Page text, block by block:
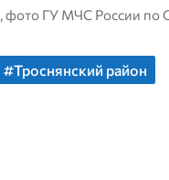
, фото ГУ МЧС России по
#Троснянский район